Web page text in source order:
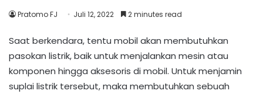
Pratomo FJ Juli 12, 2022 2 minutes read
Saat berkendara, tentu mobil akan membutuhkan
pasokan listrik, baik untuk menjalankan mesin atau
komponen hingga aksesoris di mobil. Untuk menjamin
suplai listrik tersebut, maka membutuhkan sebuah